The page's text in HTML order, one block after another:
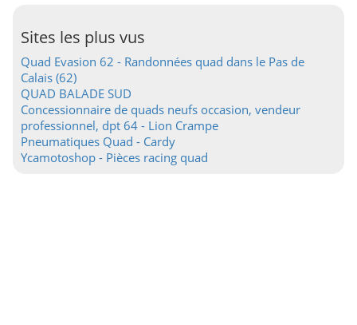
Sites les plus vus
Quad Evasion 62 - Randonnées quad dans le Pas de
Calais (62)
QUAD BALADE SUD
Concessionnaire de quads neufs occasion, vendeur
professionnel, dpt 64 - Lion Crampe
Pneumatiques Quad - Cardy
Ycamotoshop - Pièces racing quad